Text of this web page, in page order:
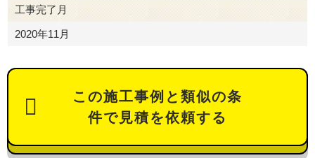
工事完了月
2020年11月
この施工事例と類似の条
件で見積を依頼する